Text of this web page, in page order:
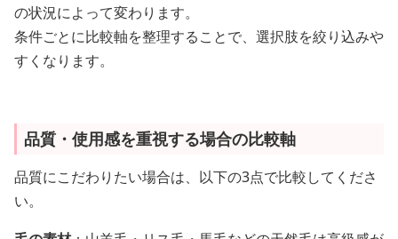
の状況によって変わります。
条件ごとに比較軸を整理することで、選択肢を絞り込みや
すくなります。
品質・使用感を重視する場合の比較軸
品質にこだわりたい場合は、以下の3点で比較してくださ
い。